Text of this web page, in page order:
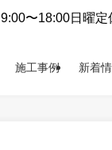
9:00〜18:00日曜定
施工事例 新着